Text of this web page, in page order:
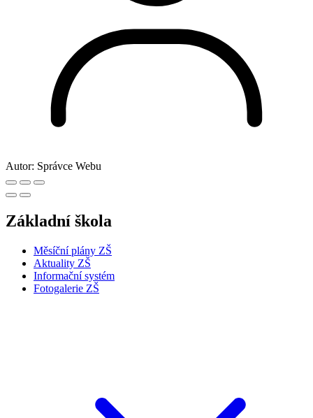
Autor: Správce Webu
Základní škola
Měsíční plány ZŠ
Aktuality ZŠ
Informační systém
Fotogalerie ZŠ